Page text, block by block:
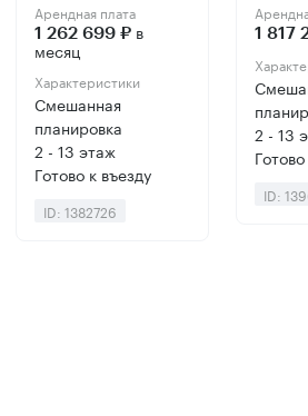
Арендная плата
1 262 699 ₽в
месяц
Характеристики
Смешанная
планировка
2 - 13 этаж
Готово к въезду
ID: 1382726
1 817
2 - 13
ID: